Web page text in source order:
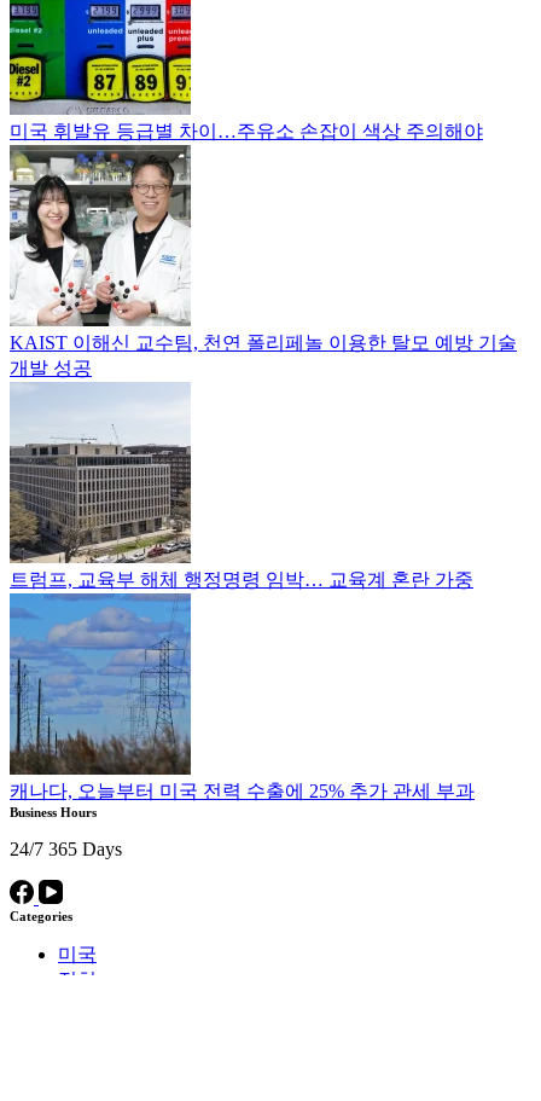
미국 휘발유 등급별 차이…주유소 손잡이 색상 주의해야
KAIST 이해신 교수팀, 천연 폴리페놀 이용한 탈모 예방 기술
개발 성공
트럼프, 교육부 해체 행정명령 임박… 교육계 혼란 가중
캐나다, 오늘부터 미국 전력 수출에 25% 추가 관세 부과
Business Hours
24/7 365 Days
Categories
미국
정치